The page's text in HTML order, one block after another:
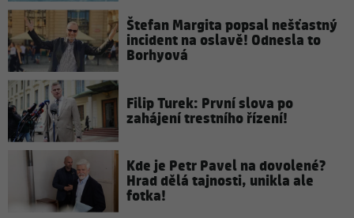
Štefan Margita popsal nešťastný
incident na oslavě! Odnesla to
Borhyová
Filip Turek: První slova po
zahájení trestního řízení!
Kde je Petr Pavel na dovolené?
Hrad dělá tajnosti, unikla ale
fotka!